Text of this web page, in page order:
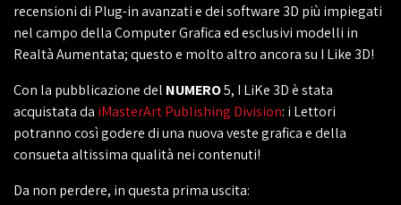
recensioni di Plug-in avanzati e dei software 3D più impiegati
nel campo della Computer Grafica ed esclusivi modelli in
Realtà Aumentata; questo e molto altro ancora su I Like 3D!
Con la pubblicazione del NUMERO5, I LiKe 3D è stata
acquistata da iMasterArt Publishing Division: i Lettori
potranno così godere di una nuova veste grafica e della
consueta altissima qualità nei contenuti!
Da non perdere, in questa prima uscita: